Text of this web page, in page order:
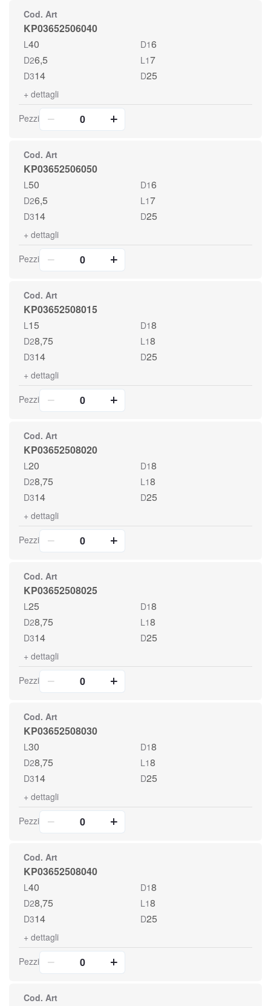
Cod. Art
KP03652506040
L40 D16
D26,5 L17
D314 D25
+ dettagli
Pezzi
Cod. Art
KP03652506050
L50 D16
D26,5 L17
D314 D25
+ dettagli
Pezzi
Cod. Art
KP03652508015
L15 D18
D28,75 L18
D314 D25
+ dettagli
Pezzi
Cod. Art
KP03652508020
L20 D18
D28,75 L18
D314 D25
+ dettagli
Pezzi
Cod. Art
KP03652508025
L25 D18
D28,75 L18
D314 D25
+ dettagli
Pezzi
Cod. Art
KP03652508030
L30 D18
D28,75 L18
D314 D25
+ dettagli
Pezzi
Cod. Art
KP03652508040
L40 D18
D28,75 L18
D314 D25
+ dettagli
Pezzi
Cod. Art